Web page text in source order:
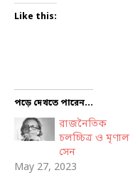
Like this:
পড়ে দেখতে পারেন...
রাজনৈতিক
চলচ্চিত্র ও মৃণাল
সেন
May 27, 2023